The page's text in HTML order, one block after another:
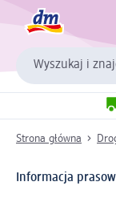
Wyszukaj i
Strona główna
Informacja